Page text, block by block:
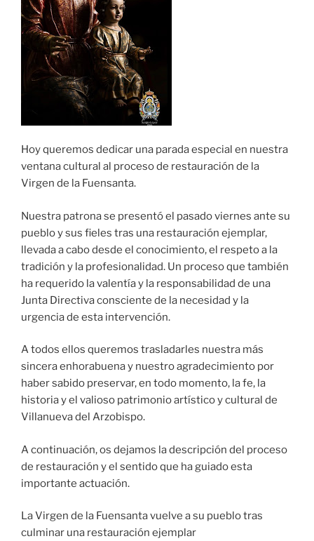
Hoy queremos dedicar una parada especial en nuestra
ventana cultural al proceso de restauración de la
Virgen de la Fuensanta.
Nuestra patrona se presentó el pasado viernes ante su
pueblo y sus fieles tras una restauración ejemplar,
llevada a cabo desde el conocimiento, el respeto a la
tradición y la profesionalidad. Un proceso que también
ha requerido la valentía y la responsabilidad de una
Junta Directiva consciente de la necesidad y la
urgencia de esta intervención.
A todos ellos queremos trasladarles nuestra más
sincera enhorabuena y nuestro agradecimiento por
haber sabido preservar, en todo momento, la fe, la
historia y el valioso patrimonio artístico y cultural de
Villanueva del Arzobispo.
A continuación, os dejamos la descripción del proceso
de restauración y el sentido que ha guiado esta
importante actuación.
La Virgen de la Fuensanta vuelve a su pueblo tras
culminar una restauración ejemplar